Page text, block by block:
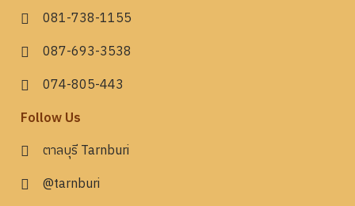
081-738-1155
087-693-3538
074-805-443
Follow Us
ตาลบุรี Tarnburi
@tarnburi